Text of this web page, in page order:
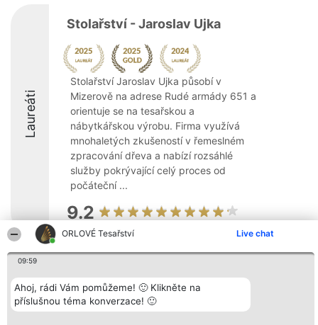
ORLOVÉ Tesařství Live chat
09:59
Ahoj, rádi Vám pomůžeme! 🙂 Klikněte na
příslušnou téma konverzace! 🙂
Laureáti
Stolařství - Jaroslav Ujka
Stolařství Jaroslav Ujka působí v
Mizerově na adrese Rudé armády 651 a
orientuje se na tesařskou a
nábytkářskou výrobu. Firma využívá
mnohaletých zkušeností v řemeslném
zpracování dřeva a nabízí rozsáhlé
služby pokrývající celý proces od
počáteční ...
9.2
Organizátor hlasování
o. sp. k.
ul. Ruska 22
Wrocław 50-079
KRS 0000749100 | Regon
Seznam všech
laureátů
Zásady
Pravidla